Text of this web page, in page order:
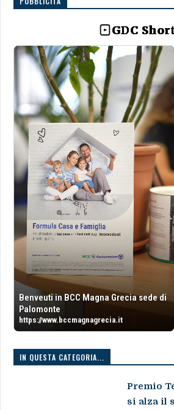
GDC
Benveuti in BCC Magna Grecia sede di
Palomonte
https://www.bccmagnagrecia.it
IN QUESTA CATEGORIA...
Premio
si alza il